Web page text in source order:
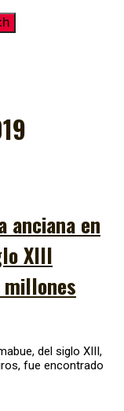
anciana en
XIII
del siglo XIII,
fue encontrado